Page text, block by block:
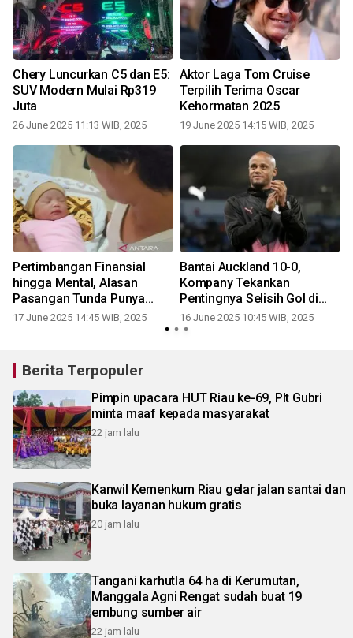
Chery Luncurkan C5 dan E5:
SUV Modern Mulai Rp319
Juta
26 June 2025 11:13 WIB, 2025
Aktor Laga Tom Cruise
Terpilih Terima Oscar
Kehormatan 2025
19 June 2025 14:15 WIB, 2025
Pertimbangan Finansial
hingga Mental, Alasan
Pasangan Tunda Punya
Anak
17 June 2025 14:45 WIB, 2025
Bantai Auckland 10-0,
Kompany Tekankan
Pentingnya Selisih Gol di
Grup Berat
16 June 2025 10:45 WIB, 2025
Berita Terpopuler
Pimpin upacara HUT Riau ke-69, Plt Gubri
minta maaf kepada masyarakat
22 jam lalu
Kanwil Kemenkum Riau gelar jalan santai dan
buka layanan hukum gratis
20 jam lalu
Tangani karhutla 64 ha di Kerumutan,
Manggala Agni Rengat sudah buat 19
embung sumber air
22 jam lalu